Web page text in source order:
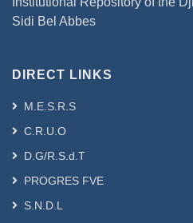
Sidi Bel Abbes
DIRECT LINKS
M.E.S.R.S
C.R.U.O
D.G/R.S.d.T
PROGRES FVE
S.N.D.L